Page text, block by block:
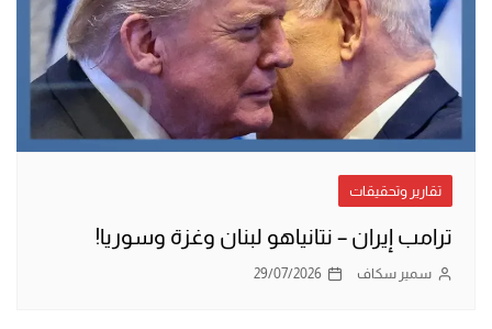
تقارير وتحقيقات
ترامب إيران – نتانياهو لبنان وغزة وسوريا!
سمير سكاف 29/07/2026